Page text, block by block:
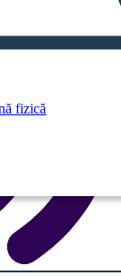
fizică